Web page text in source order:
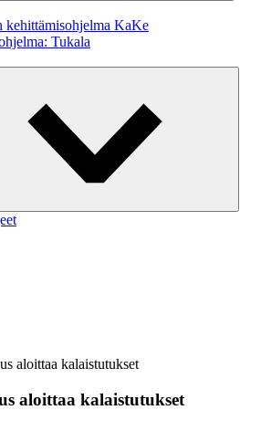
kehittämisohjelma KaKe
Tukala
aloittaa kalaistutukset
aloittaa kalaistutukset